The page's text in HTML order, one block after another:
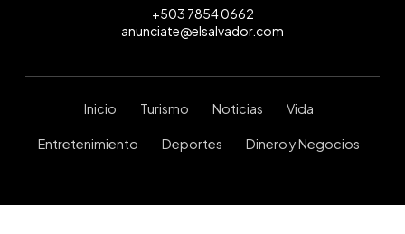
+503 7854 0662
anunciate@elsalvador.com
Inicio Turismo Noticias Vida
Entretenimiento Deportes Dinero y Negocios